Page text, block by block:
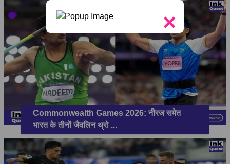
×
Commonwealth Games 2026: नीरज समेत
भारत के तीनों जैवलिन थ्रो...